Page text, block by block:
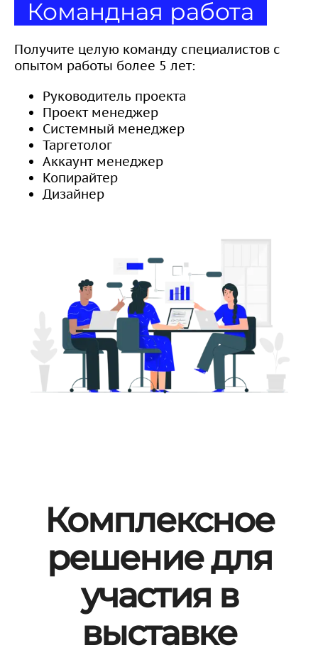
Командная работа
Получите целую команду специалистов с
опытом работы более 5 лет:
Руководитель проекта
Проект менеджер
Системный менеджер
Таргетолог
Аккаунт менеджер
Копирайтер
Дизайнер
Комплексное
решение для
участия в
выставке